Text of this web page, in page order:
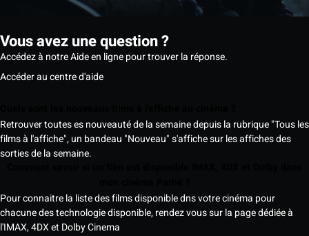
Vous avez une question ?
Accédez à notre Aide en ligne pour trouver la réponse.
Accéder au centre d'aide
Retrouver toutes es nouveauté de la semaine depuis la rubrique "Tous les
films à l'affiche", un bandeau "Nouveau" s'affiche sur les affiches des
sorties de la semaine.
Pour connaitre la liste des films disponible dns votre cinéma pour
chacune des technologie disponible, rendez vous sur la page dédiée à
l'IMAX, 4DX et Dolby Cinema